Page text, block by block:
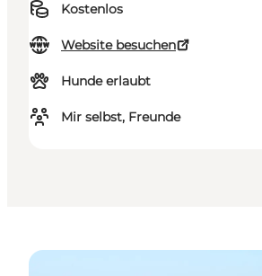
Kostenlos
Website besuchen
Hunde erlaubt
Mir selbst, Freunde